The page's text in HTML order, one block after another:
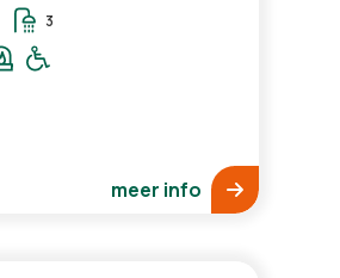
3
meer info